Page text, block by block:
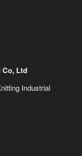
Co, Ltd
Industrial